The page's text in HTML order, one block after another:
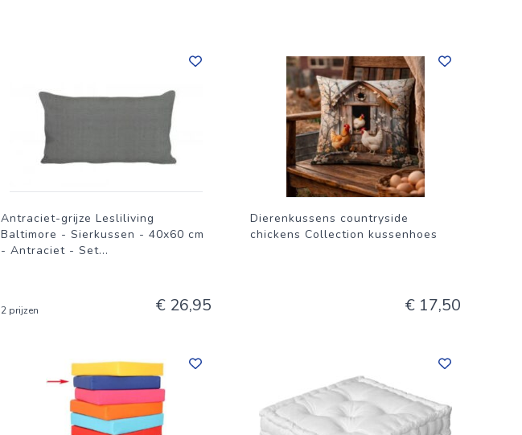
Antraciet-grijze Lesliliving
Baltimore - Sierkussen - 40x60 cm
- Antraciet - Set...
2 prijzen € 26,95
Dierenkussens countryside
chickens Collection kussenhoes
€ 17,50